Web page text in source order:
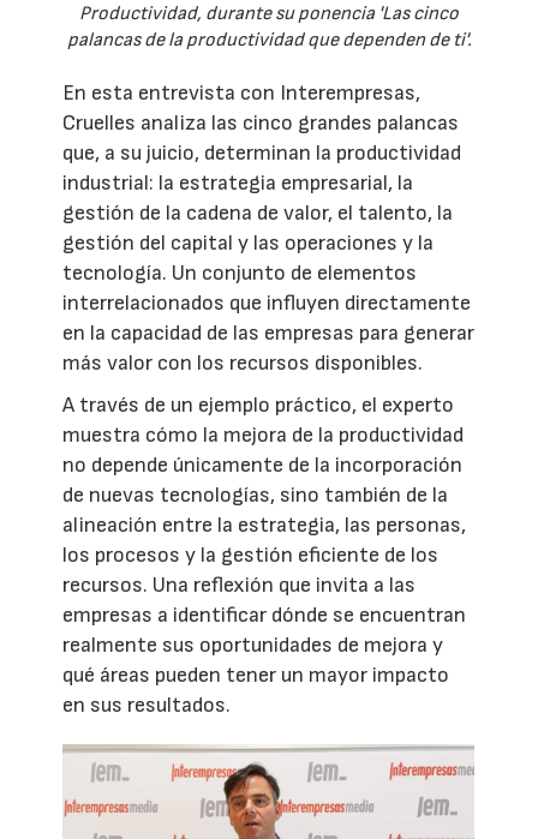
Productividad, durante su ponencia 'Las cinco
palancas de la productividad que dependen de ti'.
En esta entrevista con Interempresas,
Cruelles analiza las cinco grandes palancas
que, a su juicio, determinan la productividad
industrial: la estrategia empresarial, la
gestión de la cadena de valor, el talento, la
gestión del capital y las operaciones y la
tecnología. Un conjunto de elementos
interrelacionados que influyen directamente
en la capacidad de las empresas para generar
más valor con los recursos disponibles.
A través de un ejemplo práctico, el experto
muestra cómo la mejora de la productividad
no depende únicamente de la incorporación
de nuevas tecnologías, sino también de la
alineación entre la estrategia, las personas,
los procesos y la gestión eficiente de los
recursos. Una reflexión que invita a las
empresas a identificar dónde se encuentran
realmente sus oportunidades de mejora y
qué áreas pueden tener un mayor impacto
en sus resultados.